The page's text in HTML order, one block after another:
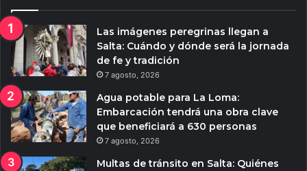
Las imágenes peregrinas llegan a
Salta: Cuándo y dónde será la jornada
de fe y tradición
7 agosto, 2026
Agua potable para La Loma:
Embarcación tendrá una obra clave
que beneficiará a 630 personas
7 agosto, 2026
Multas de tránsito en Salta: Quiénes